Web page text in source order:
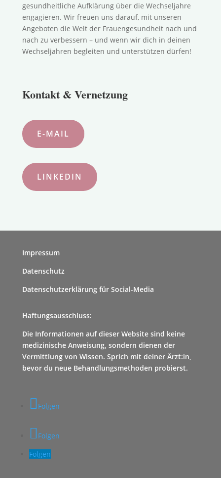
gesundheitliche Aufklärung über die Wechseljahre
engagieren. Wir freuen uns darauf, mit unseren
Angeboten die Welt der Frauengesundheit nach und
nach zu verbessern – und wenn wir dich in deinen
Wechseljahren begleiten und unterstützen dürfen!
Kontakt & Vernetzung
E-MAIL
LINKEDIN
Impressum
Datenschutz
Datenschutzerklärung für Social-Media
Haftungsausschluss:
Die Informationen auf dieser Website sind keine
medizinische Anweisung, sondern dienen der
Vermittlung von Wissen. Sprich mit deiner Ärzt:in,
bevor du neue Behandlungsmethoden probierst.
Folgen
Folgen
Folgen